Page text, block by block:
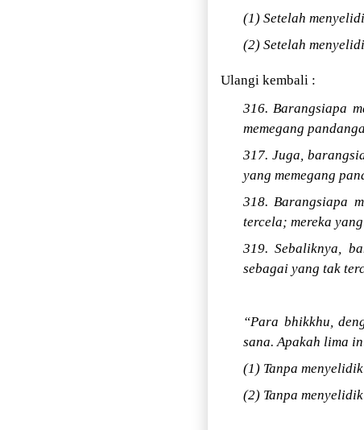
(1) Setelah
(2) Setelah
Ulangi kembali :
316. Barangsiapa
memegang
317. Juga,
yang memegang
318. Barangsiapa
tercela; mereka
319. Sebaliknya,
sebagai yang tak
“Para bhikkhu,
sana. Apakah lima
(1) Tanpa
(2) Tanpa